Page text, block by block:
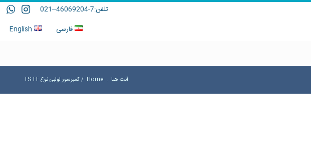
فارسی English
تلفن:7-46069204--021
أنت هنا .. Home
/کمبرسور لولبی نوع TS-FF